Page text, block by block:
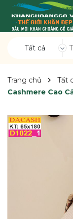
Tất cả
Trang chủ Tất
Cashmere Cao